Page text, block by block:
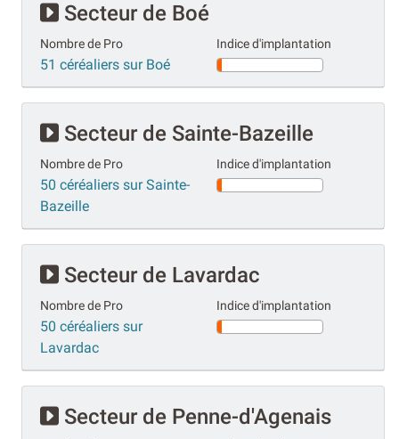
Secteur de Boé
Nombre de Pro
51 céréaliers sur Boé
Indice d'implantation
Secteur de Sainte-Bazeille
Nombre de Pro
50 céréaliers sur Sainte-
Bazeille
Indice d'implantation
Secteur de Lavardac
Nombre de Pro
50 céréaliers sur
Lavardac
Indice d'implantation
Secteur de Penne-d'Agenais